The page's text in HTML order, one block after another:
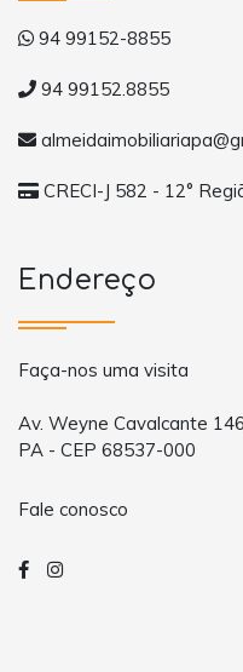
94 99152-8855
94 99152.8855
CRECI-J 582 - 12°
Endereço
Faça-nos uma visita
Av. Weyne Cavalcante
PA - CEP 68537-000
Fale conosco